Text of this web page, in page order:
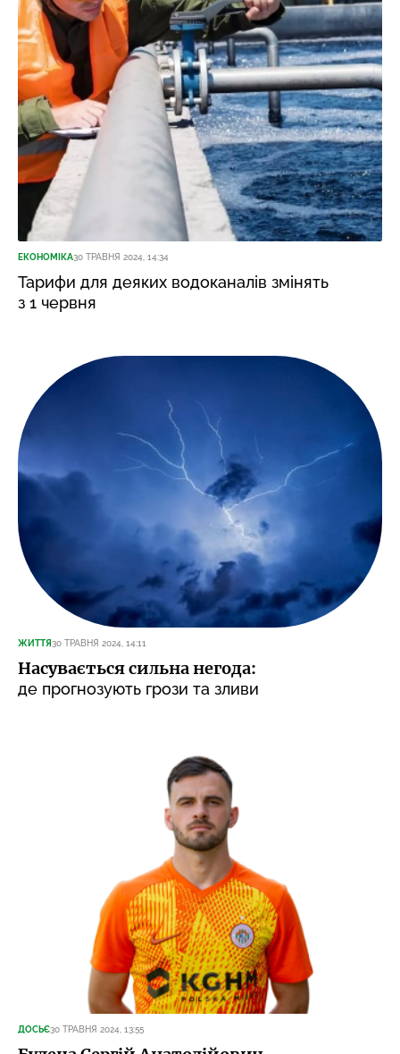
ЕКОНОМІКА30 ТРАВНЯ 2024, 14:34
Тарифи для деяких водоканалів змінять
з 1 червня
ЖИТТЯ30 ТРАВНЯ 2024, 14:11
Насувається сильна негода:
де прогнозують грози та зливи
ДОСЬЄ30 ТРАВНЯ 2024, 13:55